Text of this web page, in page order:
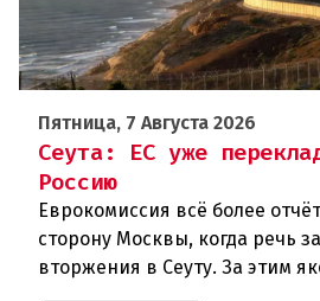
Пятница, 7 Августа 2026
Сеута: ЕС уже
Россию
Еврокомиссия всё более
сторону Москвы, когда речь
вторжения в Сеуту. За этим